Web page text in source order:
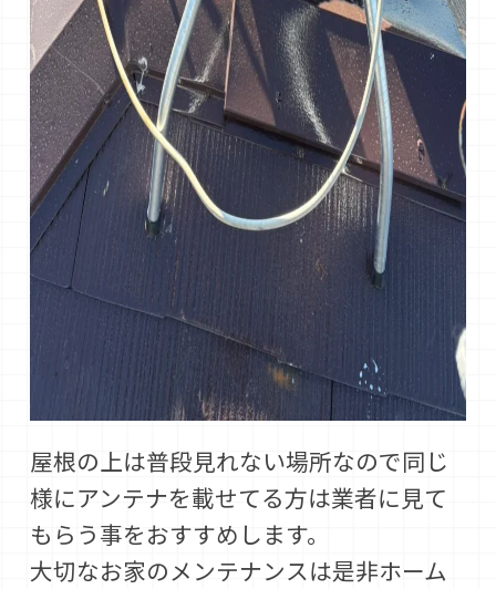
屋根の上は普段見れない場所なので同じ
様にアンテナを載せてる方は業者に見て
もらう事をおすすめします。
大切なお家のメンテナンスは是非ホーム